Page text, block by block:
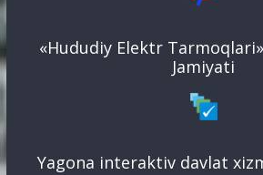
«Hududiy Elektr
Jamiyati
Yagona interaktiv davlat